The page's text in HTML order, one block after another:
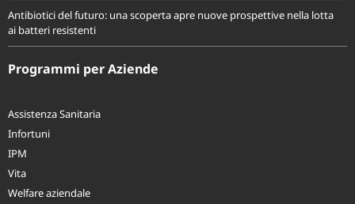
Antibiotici del futuro: una scoperta apre nuove prospettive nella lotta
ai batteri resistenti
Programmi per Aziende
Assistenza Sanitaria
Infortuni
IPM
Vita
Welfare aziendale